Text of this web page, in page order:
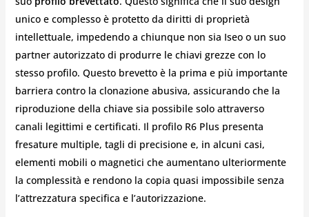
unico e complesso è protetto da diritti di proprietà
intellettuale, impedendo a chiunque non sia Iseo o un suo
partner autorizzato di produrre le chiavi grezze con lo
stesso profilo. Questo brevetto è la prima e più importante
barriera contro la clonazione abusiva, assicurando che la
riproduzione della chiave sia possibile solo attraverso
canali legittimi e certificati. Il profilo R6 Plus presenta
fresature multiple, tagli di precisione e, in alcuni casi,
elementi mobili o magnetici che aumentano ulteriormente
la complessità e rendono la copia quasi impossibile senza
l’attrezzatura specifica e l’autorizzazione.